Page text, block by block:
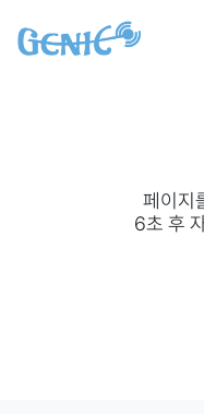
페이지
6초 후